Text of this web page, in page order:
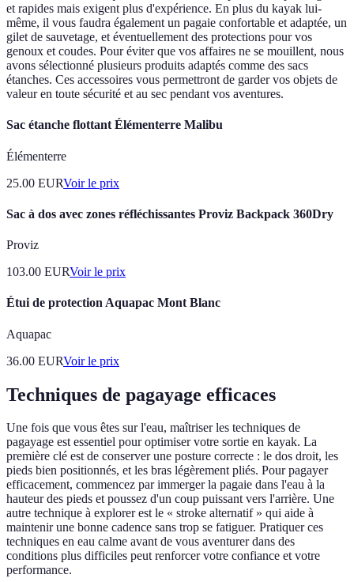
et rapides mais exigent plus d'expérience. En plus du kayak lui-
même, il vous faudra également un pagaie confortable et adaptée, un
gilet de sauvetage, et éventuellement des protections pour vos
genoux et coudes. Pour éviter que vos affaires ne se mouillent, nous
avons sélectionné plusieurs produits adaptés comme des sacs
étanches. Ces accessoires vous permettront de garder vos objets de
valeur en toute sécurité et au sec pendant vos aventures.
Sac étanche flottant Élémenterre Malibu
Élémenterre
25.00 EURVoir le prix
Sac à dos avec zones réfléchissantes Proviz Backpack 360Dry
Proviz
103.00 EURVoir le prix
Étui de protection Aquapac Mont Blanc
Aquapac
36.00 EURVoir le prix
Techniques de pagayage efficaces
Une fois que vous êtes sur l'eau, maîtriser les techniques de
pagayage est essentiel pour optimiser votre sortie en kayak. La
première clé est de conserver une posture correcte : le dos droit, les
pieds bien positionnés, et les bras légèrement pliés. Pour pagayer
efficacement, commencez par immerger la pagaie dans l'eau à la
hauteur des pieds et poussez d'un coup puissant vers l'arrière. Une
autre technique à explorer est le « stroke alternatif » qui aide à
maintenir une bonne cadence sans trop se fatiguer. Pratiquer ces
techniques en eau calme avant de vous aventurer dans des
conditions plus difficiles peut renforcer votre confiance et votre
performance.